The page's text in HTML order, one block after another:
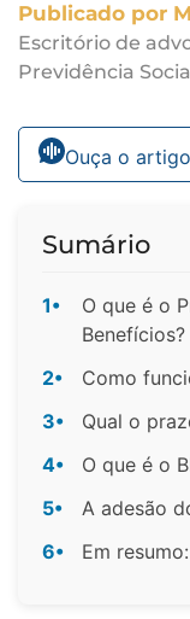
Publicado por
Escritório de
Previdência Social
Ouça o artigo
Sumário
1•
O que é o
Benefícios?
2•
Como
3•
Qual o
4•
O que é o
5•
A adesão
6•
Em resumo: